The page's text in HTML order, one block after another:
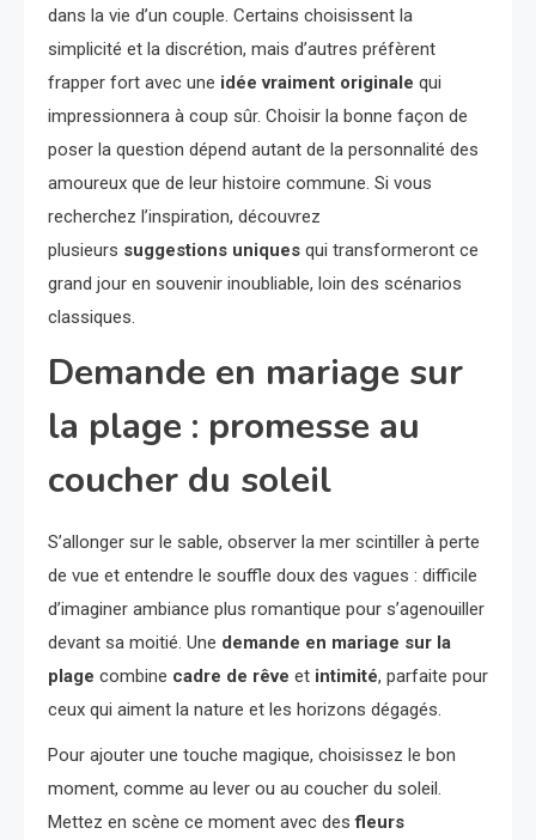
dans la vie d’un couple. Certains choisissent la
simplicité et la discrétion, mais d’autres préfèrent
frapper fort avec une idée vraiment originale qui
impressionnera à coup sûr. Choisir la bonne façon de
poser la question dépend autant de la personnalité des
amoureux que de leur histoire commune. Si vous
recherchez l’inspiration, découvrez
plusieurs suggestions uniques qui transformeront ce
grand jour en souvenir inoubliable, loin des scénarios
classiques.
Demande en mariage sur
la plage : promesse au
coucher du soleil
S’allonger sur le sable, observer la mer scintiller à perte
de vue et entendre le souffle doux des vagues : difficile
d’imaginer ambiance plus romantique pour s’agenouiller
devant sa moitié. Une demande en mariage sur la
plage combine cadre de rêve et intimité, parfaite pour
ceux qui aiment la nature et les horizons dégagés.
Pour ajouter une touche magique, choisissez le bon
moment, comme au lever ou au coucher du soleil.
Mettez en scène ce moment avec desfleurs